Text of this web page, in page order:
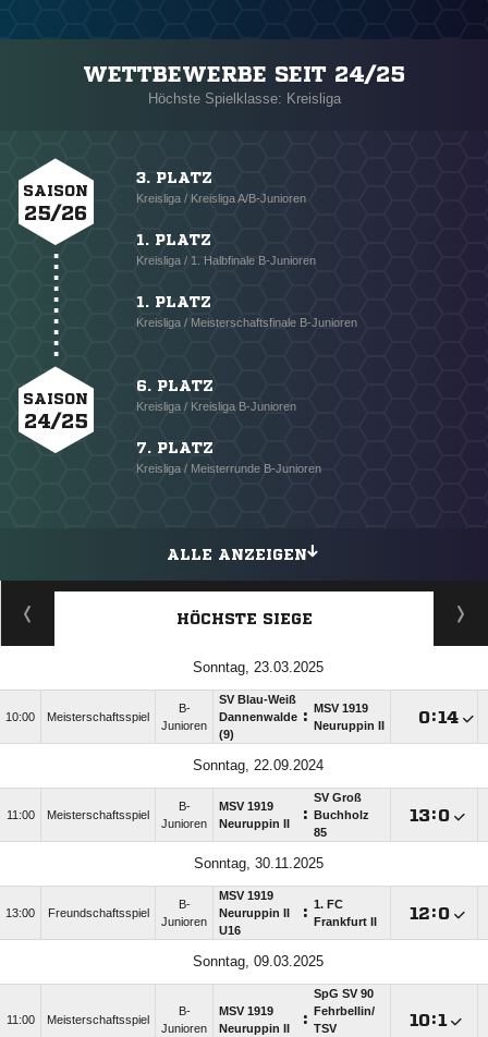
WETTBEWERBE SEIT 24/25
Höchste Spielklasse: Kreisliga
SAISON
25/26
3. PLATZ
Kreisliga / Kreisliga A/B-Junioren
1. PLATZ
Kreisliga / 1. Halbfinale B-Junioren
1. PLATZ
Kreisliga / Meisterschaftsfinale B-Junioren
SAISON
24/25
6. PLATZ
Kreisliga / Kreisliga B-Junioren
7. PLATZ
Kreisliga / Meisterrunde B-Junioren
ALLE ANZEIGEN
HÖCHSTE SIEGE
Sonntag, 23.03.2025
10:00 Meisterschaftsspiel
B-
Junioren
SV Blau-Weiß
Dannenwalde
(9)
:
MSV 1919
Neuruppin II
:
Sonntag, 22.09.2024
11:00 Meisterschaftsspiel
B-
Junioren
MSV 1919
Neuruppin II
:
SV Groß
Buchholz
85
:
Sonntag, 30.11.2025
13:00 Freundschaftsspiel
B-
Junioren
MSV 1919
Neuruppin II
U16
: 1. FC
Frankfurt II
:
Sonntag, 09.03.2025
11:00 Meisterschaftsspiel
B-
Junioren
MSV 1919
Neuruppin II
:
SpG SV 90
Fehrbellin/​
TSV
: